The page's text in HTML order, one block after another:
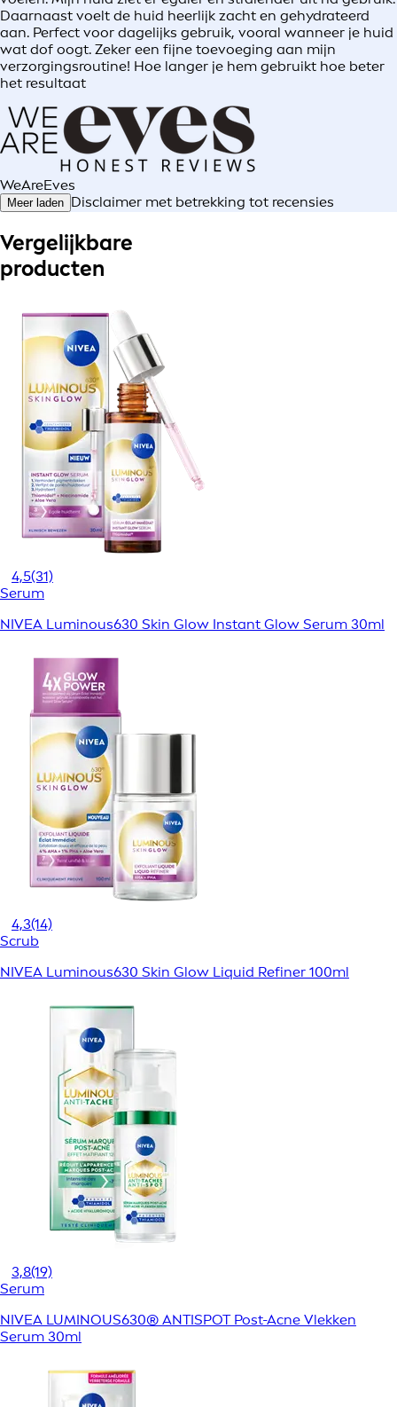
Daarnaast voelt de huid heerlijk zacht en gehydrateerd
aan. Perfect voor dagelijks gebruik, vooral wanneer je huid
wat dof oogt. Zeker een fijne toevoeging aan mijn
verzorgingsroutine! Hoe langer je hem gebruikt hoe beter
het resultaat
WeAreEves
Meer laden Disclaimer met betrekking tot recensies
Vergelijkbare
producten
4,5(31)
Serum
NIVEA Luminous630 Skin Glow Instant Glow Serum 30ml
4,3(14)
Scrub
NIVEA Luminous630 Skin Glow Liquid Refiner 100ml
3,8(19)
Serum
NIVEA LUMINOUS630® ANTISPOT Post-Acne Vlekken
Serum 30ml